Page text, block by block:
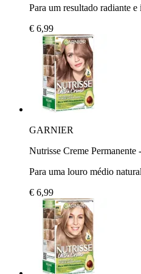
Para um resultado radiante
€ 6,99
GARNIER
Nutrisse Creme
Para uma louro médio
€ 6,99